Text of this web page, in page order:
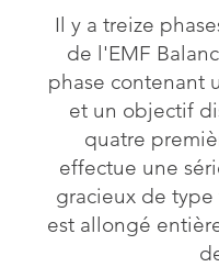
Il y a treize
de l'EMF
phase contenant
et un objectif
quatre
effectue une
gracieux de
est allongé